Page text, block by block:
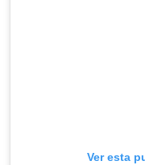
Ver esta